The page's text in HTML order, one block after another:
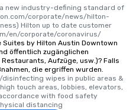
a new industry-defining standard of
corporate/news/hilton-
Hilton up to date customer
en/corporate/coronavirus/
by Hilton Austin Downtown
öffentlich zugänglichen
Aufzüge, usw.)? Falls
die ergriffen wurden.
wipes in public areas &
touch areas, lobbies, elevators,
with food safety
distancing